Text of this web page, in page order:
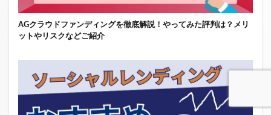
AGクラウドファンディングを徹底解説！やってみた評判は？メリ
ットやリスクなどご紹介